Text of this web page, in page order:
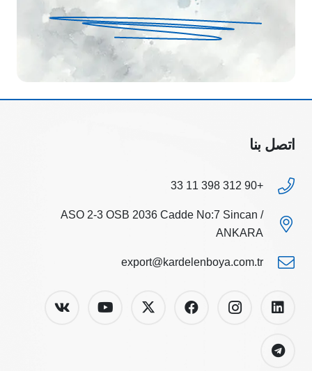
اتصل بنا
+90 312 398 11 33
ASO 2-3 OSB 2036 Cadde No:7 Sincan /
ANKARA
export@kardelenboya.com.tr